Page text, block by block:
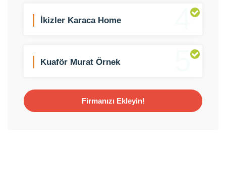
4
İkizler Karaca Home
5
Kuaför Murat Örnek
Firmanızı Ekleyin!